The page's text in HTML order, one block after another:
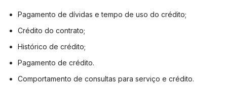
Pagamento de dívidas e tempo de uso do crédito;
Crédito do contrato;
Histórico de crédito;
Pagamento de crédito.
Comportamento de consultas para serviço e crédito.